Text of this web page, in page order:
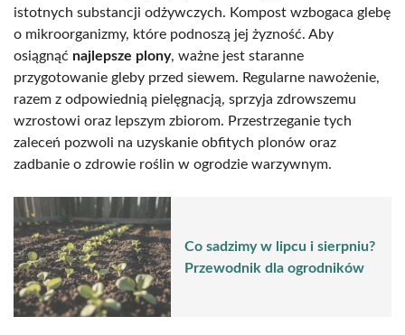
istotnych substancji odżywczych. Kompost wzbogaca glebę
o mikroorganizmy, które podnoszą jej żyzność. Aby
osiągnąć najlepsze plony, ważne jest staranne
przygotowanie gleby przed siewem. Regularne nawożenie,
razem z odpowiednią pielęgnacją, sprzyja zdrowszemu
wzrostowi oraz lepszym zbiorom. Przestrzeganie tych
zaleceń pozwoli na uzyskanie obfitych plonów oraz
zadbanie o zdrowie roślin w ogrodzie warzywnym.
Co sadzimy w lipcu i sierpniu?
Przewodnik dla ogrodników